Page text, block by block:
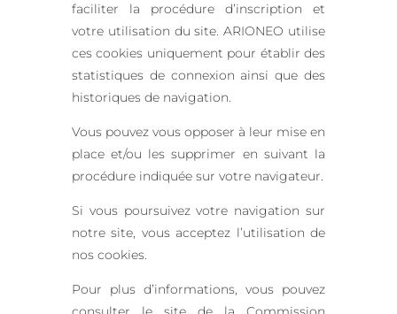
faciliter la procédure d’inscription et
votre utilisation du site. ARIONEO utilise
ces cookies uniquement pour établir des
statistiques de connexion ainsi que des
historiques de navigation.
Vous pouvez vous opposer à leur mise en
place et/ou les supprimer en suivant la
procédure indiquée sur votre navigateur.
Si vous poursuivez votre navigation sur
notre site, vous acceptez l’utilisation de
nos cookies.
Pour plus d’informations, vous pouvez